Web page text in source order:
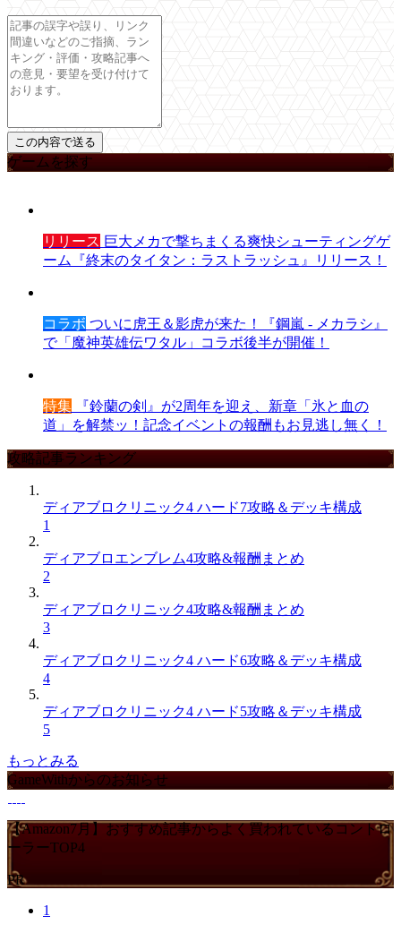
ゲームを探す
リリース 巨大メカで撃ちまくる爽快シューティングゲ
ーム『終末のタイタン：ラストラッシュ』リリース！
コラボ ついに虎王＆影虎が来た！『鋼嵐 - メカラシ』
で「魔神英雄伝ワタル」コラボ後半が開催！
特集 『鈴蘭の剣』が2周年を迎え、新章「氷と血の
道」を解禁ッ！記念イベントの報酬もお見逃し無く！
攻略記事ランキング
ディアブロクリニック4 ハード7攻略＆デッキ構成
1
ディアブロエンブレム4攻略&報酬まとめ
2
ディアブロクリニック4攻略&報酬まとめ
3
ディアブロクリニック4 ハード6攻略＆デッキ構成
4
ディアブロクリニック4 ハード5攻略＆デッキ構成
5
もっとみる
GameWithからのお知らせ
【Amazon7月】おすすめ記事からよく買われているコントロ
ーラーTOP4
PR
1